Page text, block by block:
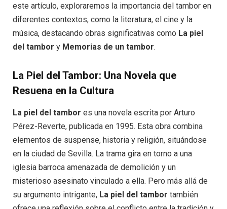
este artículo, exploraremos la importancia del tambor en
diferentes contextos, como la literatura, el cine y la
música, destacando obras significativas como La piel
del tambor y Memorias de un tambor.
La Piel del Tambor: Una Novela que
Resuena en la Cultura
La piel del tambor es una novela escrita por Arturo
Pérez-Reverte, publicada en 1995. Esta obra combina
elementos de suspense, historia y religión, situándose
en la ciudad de Sevilla. La trama gira en torno a una
iglesia barroca amenazada de demolición y un
misterioso asesinato vinculado a ella. Pero más allá de
su argumento intrigante, La piel del tambor también